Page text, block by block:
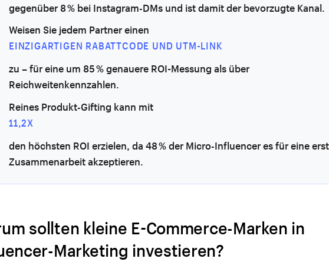
gegenüber 8 % bei Instagram-DMs und ist damit der bevorzugte Kanal.
Weisen Sie jedem Partner einen
EINZIGARTIGEN RABATTCODE UND UTM-LINK
zu – für eine um 85 % genauere ROI-Messung als über
Reichweitenkennzahlen.
Reines Produkt-Gifting kann mit
11,2X
den höchsten ROI erzielen, da 48 % der Micro-Influencer es für eine
Zusammenarbeit akzeptieren.
sollten kleine E-Commerce-Marken in
Marketing investieren?